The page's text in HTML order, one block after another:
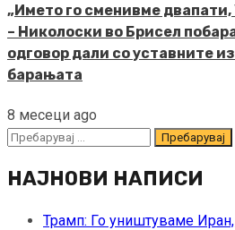
„Името го сменивме
– Николоски во Брисел
одговор дали со уставните
барањата
8 месеци ago
Пребарувај
НАЈНОВИ НАПИСИ
Трамп: Го уништуваме